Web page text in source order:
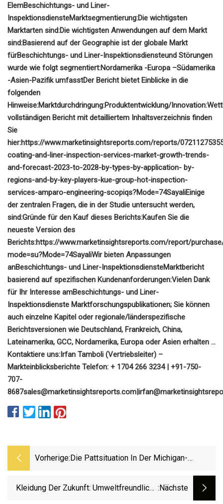
ElemBeschichtungs- und Liner-
InspektionsdiensteMarktsegmentierung:Die wichtigsten
Marktarten sind:Die wichtigsten Anwendungen auf dem Markt
sind:Basierend auf der Geographie ist der globale Markt
fürBeschichtungs- und Liner-Inspektionsdiensteund Störungen
wurde wie folgt segmentiert:Nordamerika -Europa –Südamerika
-Asien-Pazifik umfasstDer Bericht bietet Einblicke in die
folgenden
Hinweise:Marktdurchdringung:Produktentwicklung/Innovation:
vollständigen Bericht mit detailliertem Inhaltsverzeichnis finden
Sie
hier:https://www.marketinsightsreports.com/reports/
coating-and-liner-inspection-services-market-growth-trends-
and-forecast-2023-to-2028-by-types-by-application- by-
regions-and-by-key-players-kue-group-hot-inspection-
services-amparo-engineering-scopiqs?Mode=74SayaliEinige
der zentralen Fragen, die in der Studie untersucht werden,
sind:Gründe für den Kauf dieses Berichts:Kaufen Sie die
neueste Version des
Berichts:https://www.marketinsightsreports.com/report/
mode=su?Mode=74SayaliWir bieten Anpassungen
anBeschichtungs- und Liner-InspektionsdiensteMarktbericht
basierend auf spezifischen Kundenanforderungen:Vielen Dank
für Ihr Interesse amBeschichtungs- und Liner-
Inspektionsdienste Marktforschungspublikationen; Sie können
auch einzelne Kapitel oder regionale/länderspezifische
Berichtsversionen wie Deutschland, Frankreich, China,
Lateinamerika, GCC, Nordamerika, Europa oder Asien erhalten …
Kontaktiere uns:Irfan Tamboli (Vertriebsleiter) –
Markteinblicksberichte Telefon: + 1704 266 3234 | +91-750-
707-
8687sales@marketinsightsreports.com|
Vorherige: Die Pattsituation In Der Michigan-
Die Rechte Der Ureinwohner In Den
Kleidung Der Zukunft: Umweltfreundliche :nächste